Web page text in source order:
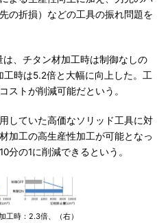
の折損）などの工具の振れ問題を
、チタン材加工時は制御なしの
時は5.2倍と大幅に向上した。工
ストが削減可能だという。
していた高価なソリッド工具に対
加工の高生産性加工が可能となっ
分の1に削減できるという。
工時：2.3倍、（右）